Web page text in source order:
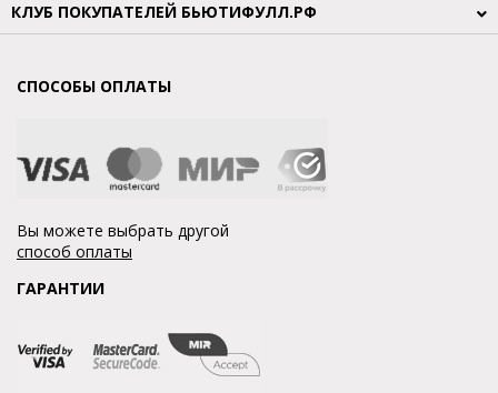
КЛУБ ПОКУПАТЕЛЕЙ БЬЮТИФУЛЛ.РФ
СПОСОБЫ ОПЛАТЫ
Вы можете выбрать другой
способ оплаты
ГАРАНТИИ